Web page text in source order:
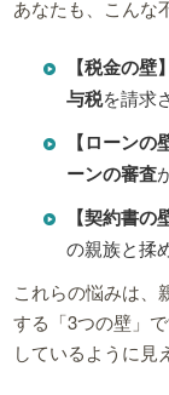
あなたも、こんな
【税金の壁
与税を請求
【ローンの
ーンの審査
【契約書の
の親族と揉
これらの悩みは、
する「3つの壁」
しているように見